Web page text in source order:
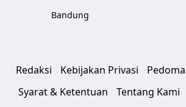
Bandung
Redaksi Kebijakan Privasi
Syarat & Ketentuan
Tentang Kami